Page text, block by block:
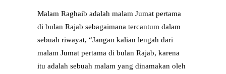
Malam Raghaib adalah malam Jumat pertama
di bulan Rajab sebagaimana tercantum dalam
sebuah riwayat, “Jangan kalian lengah dari
malam Jumat pertama di bulan Rajab, karena
itu adalah sebuah malam yang dinamakan oleh